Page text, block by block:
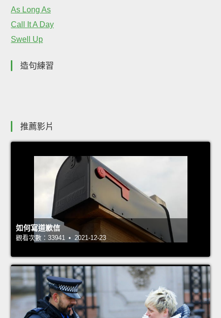
As Long As
Call It A Day
Swell Up
造句練習
推薦影片
如何寫道歉信
觀看次數：33941 • 2021-12-23